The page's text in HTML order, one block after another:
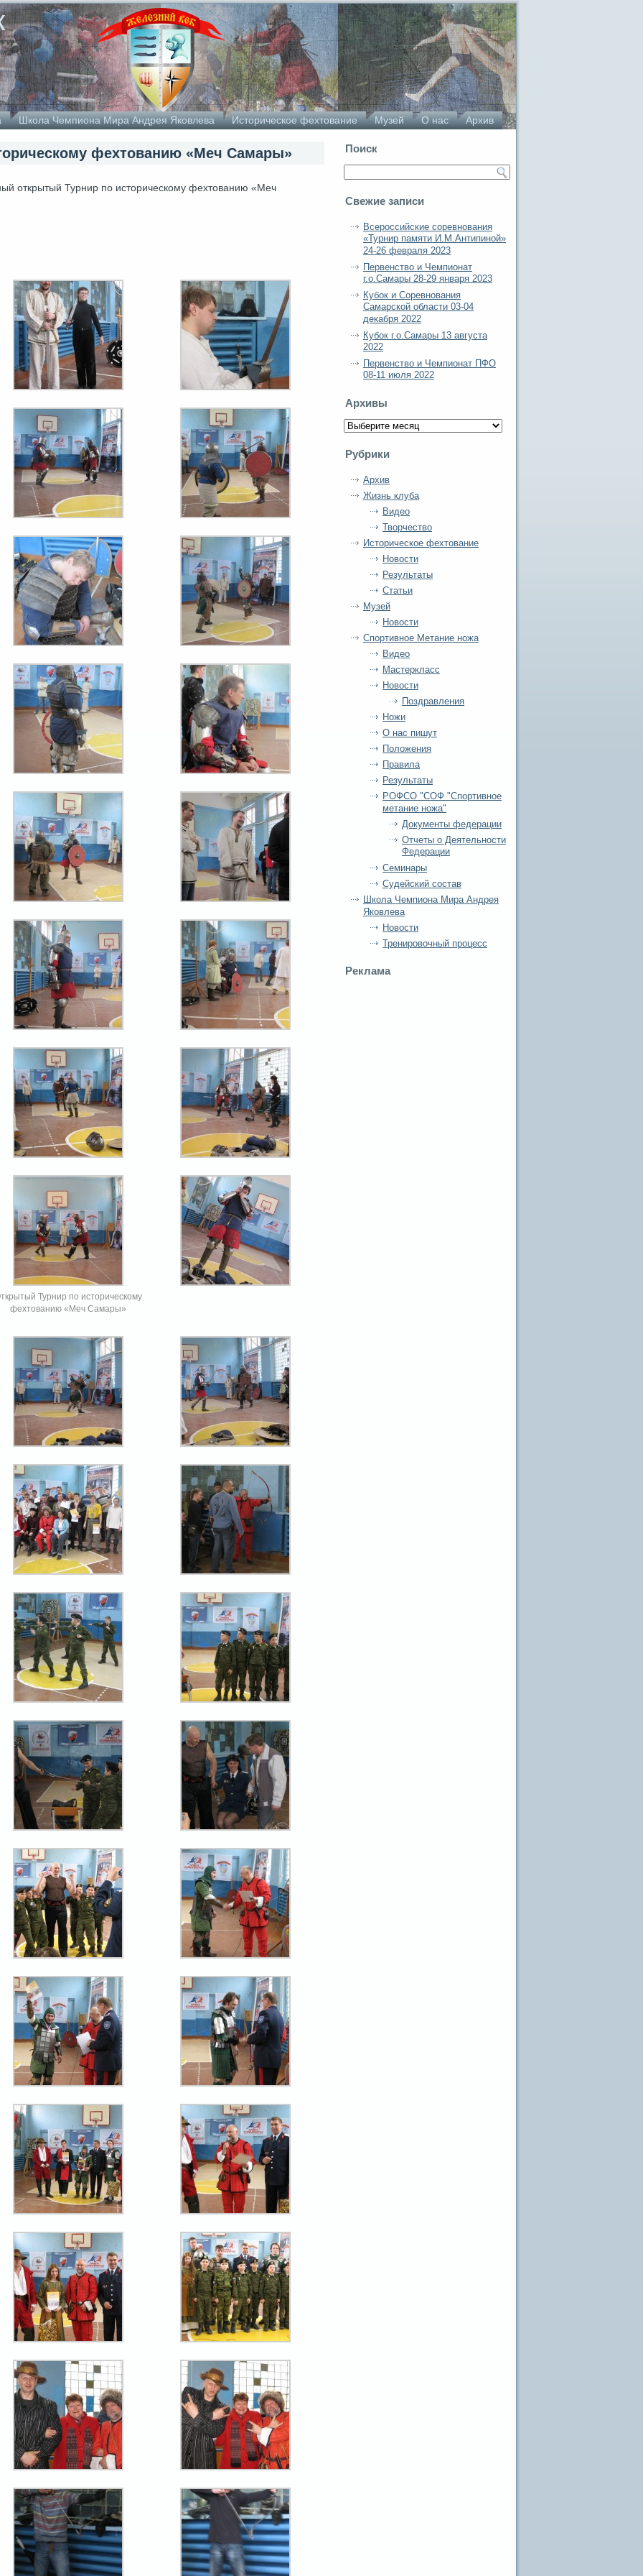
Школа Чемпиона Мира Андрея Яковлева Историческое фехтование Музей О нас Архив
фехтованию «Меч Самары»
открытый Турнир по историческому фехтованию «Меч
Турнир по историческому
фехтованию «Меч Самары»
Поиск
Свежие записи
Всероссийские соревнования
«Турнир памяти И.М.Антипиной»
24-26 февраля 2023
Первенство и Чемпионат
г.о.Самары 28-29 января 2023
Кубок и Соревнования
Самарской области 03-04
декабря 2022
Кубок г.о.Самары 13 августа
2022
Первенство и Чемпионат ПФО
08-11 июля 2022
Архивы
Архивы
Рубрики
Архив
Жизнь клуба
Видео
Творчество
Историческое фехтование
Новости
Результаты
Статьи
Музей
Новости
Спортивное Метание ножа
Видео
Мастеркласс
Новости
Поздравления
Ножи
О нас пишут
Положения
Правила
Результаты
РОФСО "СОФ "Спортивное
метание ножа"
Документы федерации
Отчеты о Деятельности
Федерации
Семинары
Судейский состав
Школа Чемпиона Мира Андрея
Яковлева
Новости
Тренировочный процесс
Реклама